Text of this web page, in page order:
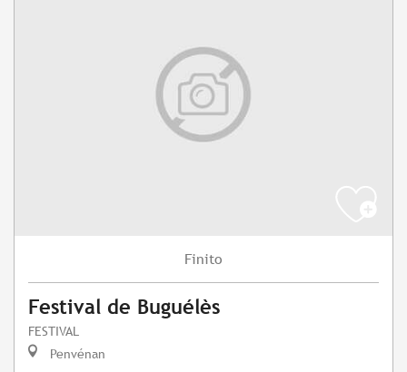
Finito
Festival de Buguélès
FESTIVAL
Penvénan